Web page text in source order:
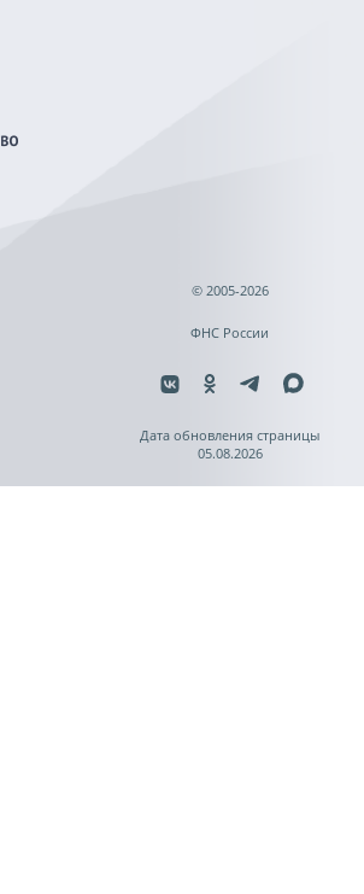
© 2005-2026
ФНС России
Дата обновления страницы
05.08.2026